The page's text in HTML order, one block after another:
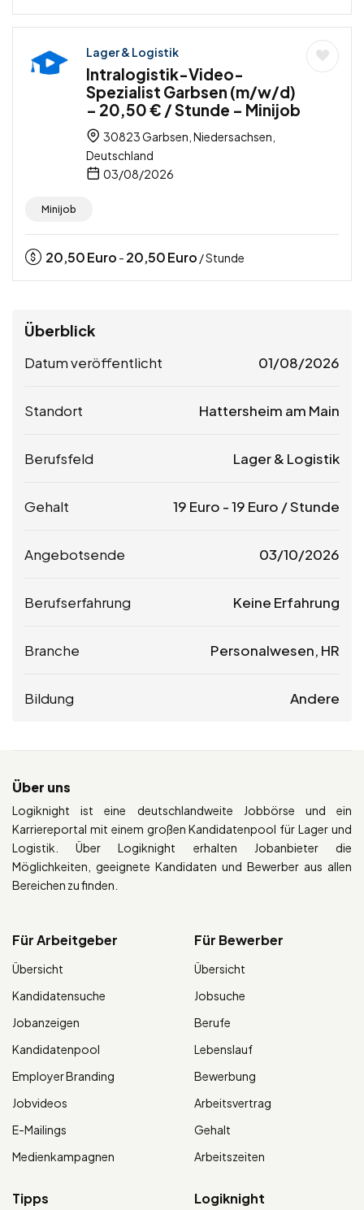
Lager & Logistik
Intralogistik-Video-
Spezialist Garbsen (m/w/d)
– 20,50 € / Stunde – Minijob
30823 Garbsen, Niedersachsen,
Deutschland
03/08/2026
Minijob
20,50Euro - 20,50Euro / Stunde
Überblick
Datum veröffentlicht 01/08/2026
Standort Hattersheim am Main
Berufsfeld Lager & Logistik
Gehalt 19 Euro -19 Euro / Stunde
Angebotsende 03/10/2026
Berufserfahrung Keine Erfahrung
Branche Personalwesen, HR
Bildung Andere
Über uns
Logiknight ist eine deutschlandweite Jobbörse und ein
Karriereportal mit einem großen Kandidatenpool für Lager und
Logistik. Über Logiknight erhalten Jobanbieter die
Möglichkeiten, geeignete Kandidaten und Bewerber aus allen
Bereichen zu finden.
Für Arbeitgeber
Übersicht
Kandidatensuche
Jobanzeigen
Kandidatenpool
Employer Branding
Jobvideos
E-Mailings
Medienkampagnen
Für Bewerber
Übersicht
Jobsuche
Berufe
Lebenslauf
Bewerbung
Arbeitsvertrag
Gehalt
Arbeitszeiten
Tipps Logiknight